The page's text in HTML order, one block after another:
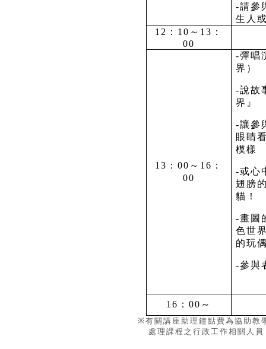
-請參
生人
12 ： 10 ～ 13 ：
00
13 ： 00 ～ 16 ：
00
-彈唱
界）
-說故
界』
-讓參
眼睛
模樣
-或心
翅膀
貓！
-畫圖
色世
的玩
-參與
16 ： 00 ～
※有關講座助理鐘點費為協助教
處理課程之行政工作相關人